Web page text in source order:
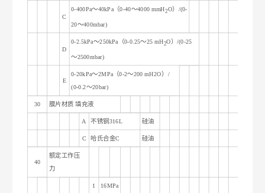
C
0-400Pa～40kPa（0-40～4000 mmH2O）/(0-
20～400mbar)
D
0-2.5kPa～250kPa（0-0.25～25mH2O）/(0-25
～2500mbar)
E
0-20kPa～2MPa（0-2～200 mH2O）/
(0-0.2～20bar)
30 膜片材质 填充液
A 不锈钢316L 硅油
C 哈氏合金C 硅油
40
额定工作压
力
1 16MPa